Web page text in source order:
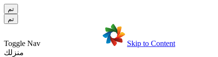
تم
تم
Toggle Nav
Skip to Content
منزلك